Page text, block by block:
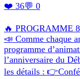
❤️ 36💬 0
🔥 PROGRAMME
📣 Comme chaque
programme
l’anniversaire du
les détails :